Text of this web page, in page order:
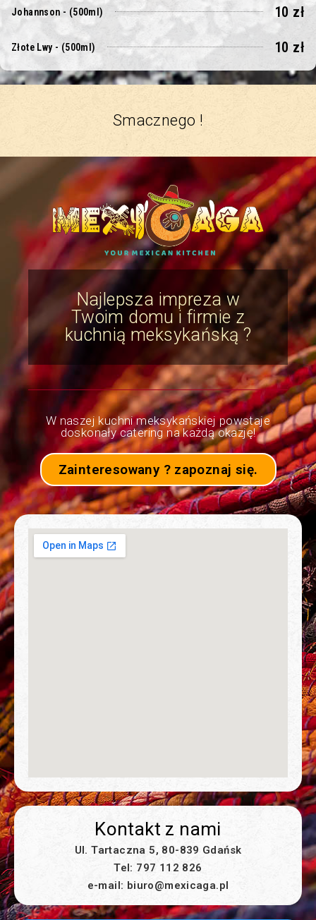
Johannson - (500ml) 10 zł
Złote Lwy - (500ml) 10 zł
Smacznego !
Najlepsza impreza w
Twoim domu i firmie z
kuchnią meksykańską ?
W naszej kuchni meksykańskiej powstaje
doskonały catering na każdą okazję!
Zainteresowany ? zapoznaj się.
Kontakt z nami
Ul. Tartaczna 5, 80-839 Gdańsk
Tel: 797 112 826
e-mail: biuro@mexicaga.pl